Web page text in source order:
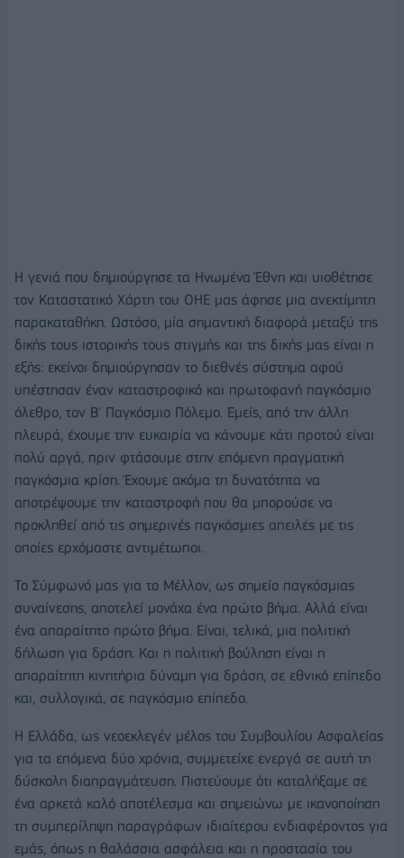
Η γενιά που δημιούργησε τα Ηνωμένα Έθνη και υιοθέτησε
τον Καταστατικό Χάρτη του ΟΗΕ μας άφησε μια ανεκτίμητη
παρακαταθήκη. Ωστόσο, μία σημαντική διαφορά μεταξύ της
δικής τους ιστορικής τους στιγμής και της δικής μας είναι η
εξής: εκείνοι δημιούργησαν το διεθνές σύστημα αφού
υπέστησαν έναν καταστροφικό και πρωτοφανή παγκόσμιο
όλεθρο, τον Β' Παγκόσμιο Πόλεμο. Εμείς, από την άλλη
πλευρά, έχουμε την ευκαιρία να κάνουμε κάτι προτού είναι
πολύ αργά, πριν φτάσουμε στην επόμενη πραγματική
παγκόσμια κρίση. Έχουμε ακόμα τη δυνατότητα να
αποτρέψουμε την καταστροφή που θα μπορούσε να
προκληθεί από τις σημερινές παγκόσμιες απειλές με τις
οποίες ερχόμαστε αντιμέτωποι.
Το Σύμφωνό μας για το Μέλλον, ως σημείο παγκόσμιας
συναίνεσης, αποτελεί μονάχα ένα πρώτο βήμα. Αλλά είναι
ένα απαραίτητο πρώτο βήμα. Είναι, τελικά, μια πολιτική
δήλωση για δράση. Και η πολιτική βούληση είναι η
απαραίτητη κινητήρια δύναμη για δράση, σε εθνικό επίπεδο
και, συλλογικά, σε παγκόσμιο επίπεδο.
Η Ελλάδα, ως νεοεκλεγέν μέλος του Συμβουλίου Ασφαλείας
για τα επόμενα δύο χρόνια, συμμετείχε ενεργά σε αυτή τη
δύσκολη διαπραγμάτευση. Πιστεύουμε ότι καταλήξαμε σε
ένα αρκετά καλό αποτέλεσμα και σημειώνω με ικανοποίηση
τη συμπερίληψη παραγράφων ιδιαίτερου ενδιαφέροντος για
εμάς, όπως η θαλάσσια ασφάλεια και η προστασία του